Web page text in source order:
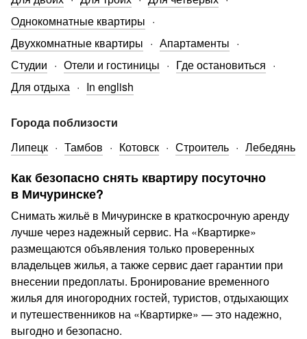
Однокомнатные квартиры
Двухкомнатные квартиры
Апартаменты
Студии
Отели и гостиницы
Где остановиться
Для отдыха
In english
Города поблизости
Липецк
Тамбов Котовск Строитель Лебедянь
Как безопасно снять квартиру посуточно
в Мичуринске?
Снимать жильё в Мичуринске в краткосрочную аренду
лучше через надежный сервис. На «Квартирке»
размещаются объявления только проверенных
владельцев жилья, а также сервис дает гарантии при
внесении предоплаты. Бронирование временного
жилья для иногородних гостей, туристов, отдыхающих
и путешественников на «Квартирке» — это надежно,
выгодно и безопасно.